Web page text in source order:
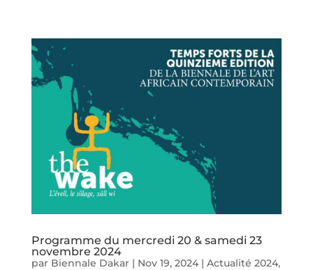
Programme du mercredi 20 & samedi 23
novembre 2024
par Biennale Dakar| Nov 19, 2024| Actualité 2024,